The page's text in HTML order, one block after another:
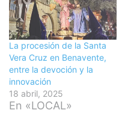
La procesión de la Santa
Vera Cruz en Benavente,
entre la devoción y la
innovación
18 abril, 2025
En «LOCAL»